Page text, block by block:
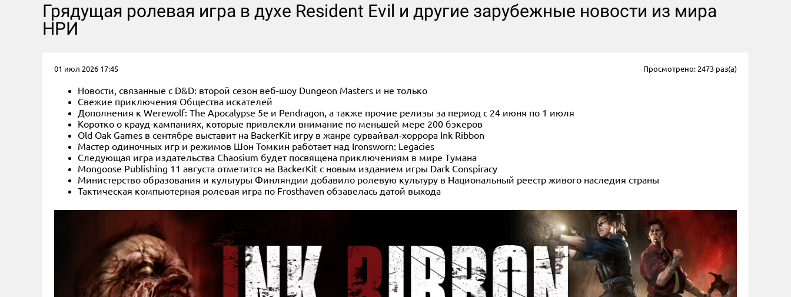
Грядущая ролевая игра в духе Resident Evil и другие зарубежные новости из мира
НРИ
01 июл 2026 17:45 Просмотрено: 2473 раз(а)
Новости, связанные с D&D: второй сезон веб-шоу Dungeon Masters и не только
Свежие приключения Общества искателей
Дополнения к Werewolf: The Apocalypse 5e и Pendragon, а также прочие релизы за период с 24 июня по 1 июля
Коротко о крауд-кампаниях, которые привлекли внимание по меньшей мере 200 бэкеров
Old Oak Games в сентябре выставит на BackerKit игру в жанре сурвайвал-хоррора Ink Ribbon
Мастер одиночных игр и режимов Шон Томкин работает над Ironsworn: Legacies
Следующая игра издательства Chaosium будет посвящена приключениям в мире Тумана
Mongoose Publishing 11 августа отметится на BackerKit с новым изданием игры Dark Conspiracy
Министерство образования и культуры Финляндии добавило ролевую культуру в Национальный реестр живого наследия страны
Тактическая компьютерная ролевая игра по Frosthaven обзавелась датой выхода